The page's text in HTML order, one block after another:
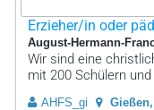
Erzieher/in oder
August-Hermann-
Wir sind eine
mit 200 Schülern und
AHFS_gi Gießen